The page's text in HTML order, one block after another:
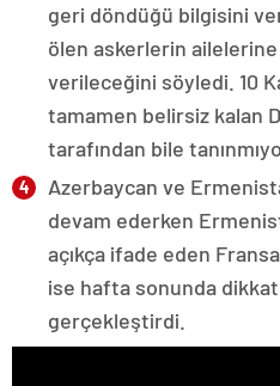
geri döndüğü bilgisini
ölen askerlerin ailelerine
verileceğini söyledi. 10
tamamen belirsiz kalan
tarafından bile
Azerbaycan ve
devam ederken
açıkça ifade eden
ise hafta sonunda
gerçekleştirdi.